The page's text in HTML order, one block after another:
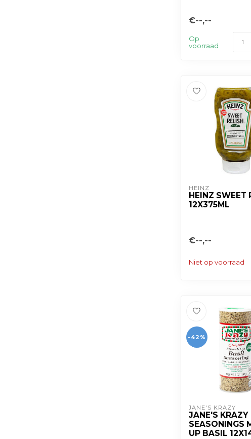
€--,--
Op
voorraad
HEINZ
HEINZ SWEET
12X375ML
€--,--
Niet op voorraad
-42%
JANE'S KRAZY
JANE'S KRAZY
SEASONINGS
UP BASIL